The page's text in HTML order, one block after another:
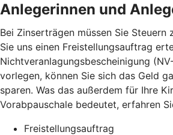
Anlegerinnen und
Bei Zinserträgen müssen Sie Steuern
Sie uns einen Freistellungsauftrag
Nichtveranlagungsbescheinigung
vorlegen, können Sie sich das Geld
sparen. Was das außerdem für Ihre
Vorabpauschale bedeutet, erfahren
Freistellungsauftrag